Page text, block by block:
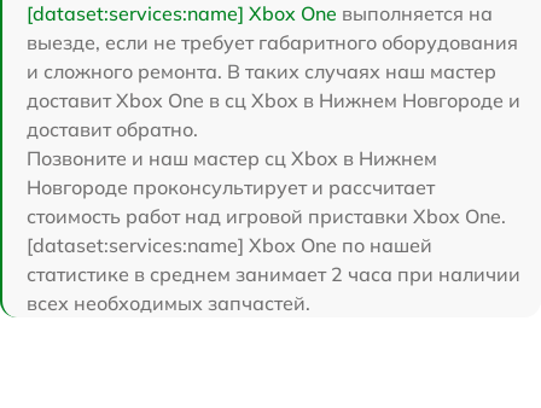
[dataset:services:name] Xbox One выполняется на
выезде, если не требует габаритного оборудования
и сложного ремонта. В таких случаях наш мастер
доставит Xbox One в сц Xbox в Нижнем Новгороде и
доставит обратно.
Позвоните и наш мастер сц Xbox в Нижнем
Новгороде проконсультирует и рассчитает
стоимость работ над игровой приставки Xbox One.
[dataset:services:name] Xbox One по нашей
статистике в среднем занимает 2 часа при наличии
всех необходимых запчастей.